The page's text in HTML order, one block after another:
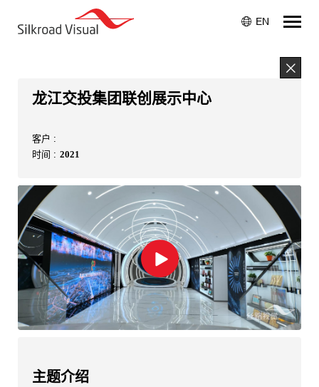
EN
龙江交投集团联创展示中心
客户 :
时间 : 2021
主题介绍